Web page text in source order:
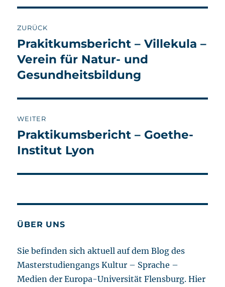
ZURÜCK
Vorheriger
Beitrag:
Prakitkumsbericht – Villekula –
Verein für Natur- und
Gesundheitsbildung
WEITER
Nächster
Beitrag:
Praktikumsbericht – Goethe-
Institut Lyon
ÜBER UNS
Sie befinden sich aktuell auf dem Blog des
Masterstudiengangs Kultur – Sprache –
Medien der Europa-Universität Flensburg. Hier